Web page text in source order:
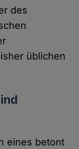
des
üblichen
eines betont